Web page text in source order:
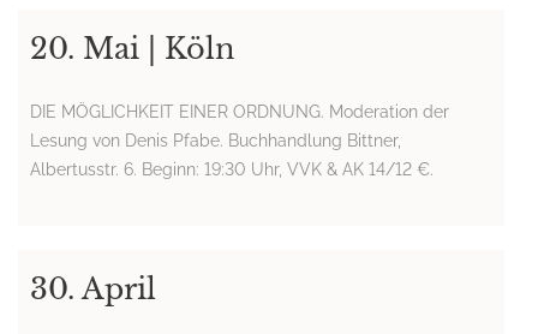
20. Mai | Köln
DIE MÖGLICHKEIT EINER ORDNUNG. Moderation der
Lesung von Denis Pfabe. Buchhandlung Bittner,
Albertusstr. 6. Beginn: 19:30 Uhr, VVK & AK 14/12 €.
30. April